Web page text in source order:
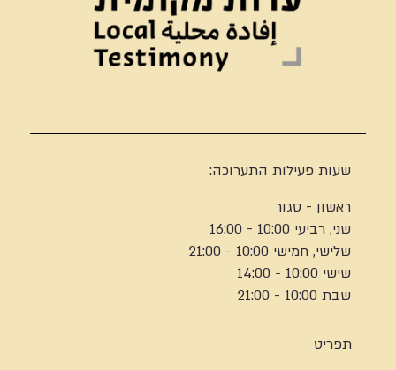
שעות פעילות התערוכה:
ראשון - סגור
שני, רביעי 10:00 - 16:00
שלישי, חמישי 10:00 - 21:00
שישי 10:00 - 14:00
שבת 10:00 - 21:00
תפריט